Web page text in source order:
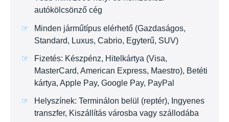
autókölcsönző cég
Minden járműtípus elérhető (Gazdaságos,
Standard, Luxus, Cabrio, Egyterű, SUV)
Fizetés: Készpénz, Hitelkártya (Visa,
MasterCard, American Express, Maestro), Betéti
kártya, Apple Pay, Google Pay, PayPal
Helyszínek: Terminálon belül (reptér), Ingyenes
transzfer, Kiszállítás városba vagy szállodába